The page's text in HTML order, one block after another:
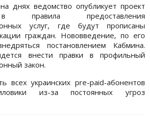
днях ведомство опубликует проект
правила предоставления
услуг, где будут прописаны
граждан. Нововведение, по его
постановлением Кабмина.
внести правки в профильный
закон.
всех украинских pre-paid-абонентов
из-за постоянных угроз